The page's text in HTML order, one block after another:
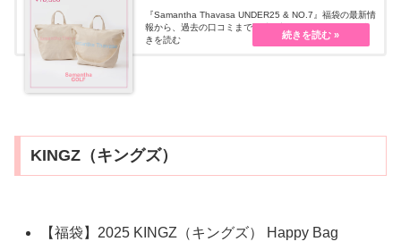
『Samantha Thavasa UNDER25 & NO.7』福袋の最新情
報から、過去の口コミまで随時更新しています・・・続
きを読む
KINGZ（キングズ）
【福袋】2025 KINGZ（キングズ） Happy Bag